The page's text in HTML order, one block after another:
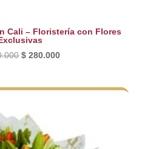
Cali – Floristería con Flores
El
$280.000El